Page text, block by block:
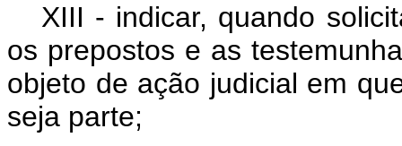
XIII - indicar, quando
os prepostos e as
objeto de ação judicial em
seja parte;